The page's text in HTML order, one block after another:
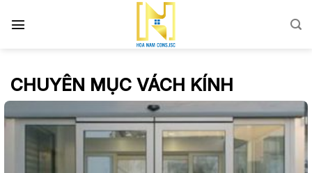
CHUYÊN MỤC VÁCH KÍNH